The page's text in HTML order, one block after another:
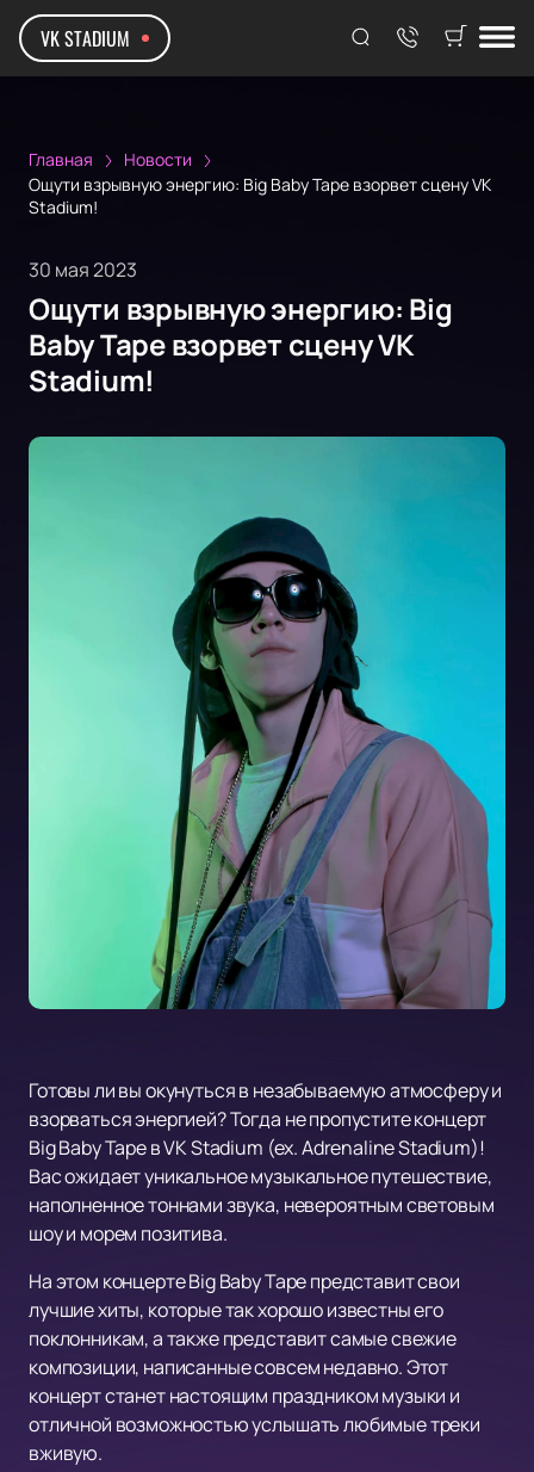
VK STADIUM
Главная
Новости
Ощути взрывную энергию: Big Baby Tape взорвет сцену VK
Stadium!
30 мая 2023
Ощути взрывную энергию: Big
Baby Tape взорвет сцену VK
Stadium!
Готовы ли вы окунуться в незабываемую атмосферу и
взорваться энергией? Тогда не пропустите концерт
Big Baby Tape в VK Stadium (ex. Adrenaline Stadium)!
Вас ожидает уникальное музыкальное путешествие,
наполненное тоннами звука, невероятным световым
шоу и морем позитива.
На этом концерте Big Baby Tape представит свои
лучшие хиты, которые так хорошо известны его
поклонникам, а также представит самые свежие
композиции, написанные совсем недавно. Этот
концерт станет настоящим праздником музыки и
отличной возможностью услышать любимые треки
вживую.